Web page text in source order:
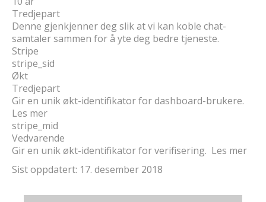
Tredjepart
Denne gjenkjenner deg slik at vi kan koble chat-
samtaler sammen for å yte deg bedre tjeneste.
Stripe
stripe_sid
Økt
Tredjepart
Gir en unik økt-identifikator for dashboard-brukere.
Les mer
stripe_mid
Vedvarende
Gir en unik økt-identifikator for verifisering. Les mer
Sist oppdatert: 17. desember 2018